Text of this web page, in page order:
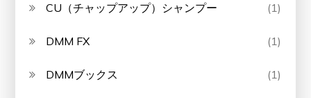
CU（チャップアップ）シャンプー (1)
DMM FX (1)
DMMブックス (1)